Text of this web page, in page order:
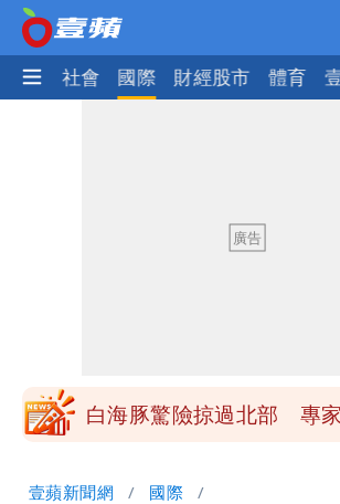
政治 社會 國際 財經股市 體育
「終於能交代」 捐500萬
白海豚颱風逼近！鄭明典
砸重金再買一整桌卡盒
白海豚驚險掠過北部 專
壹蘋新聞網 國際